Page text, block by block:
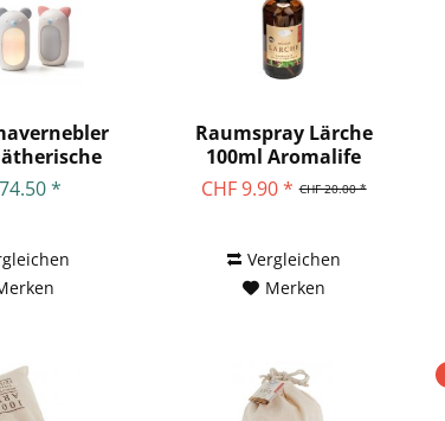
*
Raumspray Lärche
100ml Aromalife
CHF 20.00 *
CHF 9.90 *
Vergleichen
Merken